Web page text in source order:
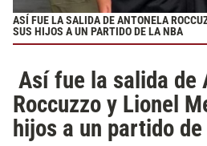
ASÍ FUE LA SALIDA DE ANTONELA
SUS HIJOS A UN PARTIDO DE LA NBA
Así fue la salida de
Roccuzzo y Lionel
hijos a un partido